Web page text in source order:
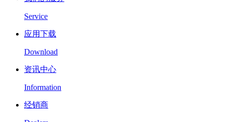
Service
应用下载
Download
资讯中心
Information
经销商